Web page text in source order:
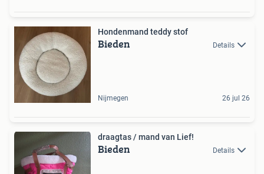
Hondenmand teddy stof
Bieden Details
Nijmegen 26 jul 26
draagtas / mand van Lief!
Bieden Details